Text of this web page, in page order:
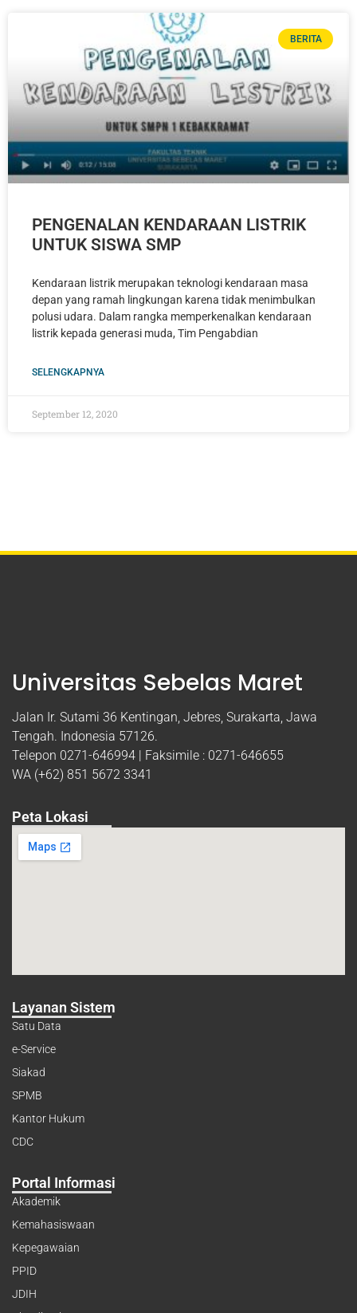
BERITA
PENGENALAN KENDARAAN LISTRIK
UNTUK SISWA SMP
Kendaraan listrik merupakan teknologi kendaraan masa
depan yang ramah lingkungan karena tidak menimbulkan
polusi udara. Dalam rangka memperkenalkan kendaraan
listrik kepada generasi muda, Tim Pengabdian
SELENGKAPNYA
September 12, 2020
Universitas Sebelas Maret
Jalan Ir. Sutami 36 Kentingan, Jebres, Surakarta, Jawa
Tengah. Indonesia 57126.
Telepon 0271-646994 | Faksimile : 0271-646655
WA (+62) 851 5672 3341
Peta Lokasi
Layanan Sistem
Satu Data
e-Service
Siakad
SPMB
Kantor Hukum
CDC
Portal Informasi
Akademik
Kemahasiswaan
Kepegawaian
PPID
JDIH